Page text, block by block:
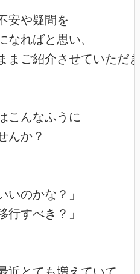
安や疑問を
なればと思い、
まご紹介させていただ
こんなふうに
んか？
いのかな？」
行すべき？」